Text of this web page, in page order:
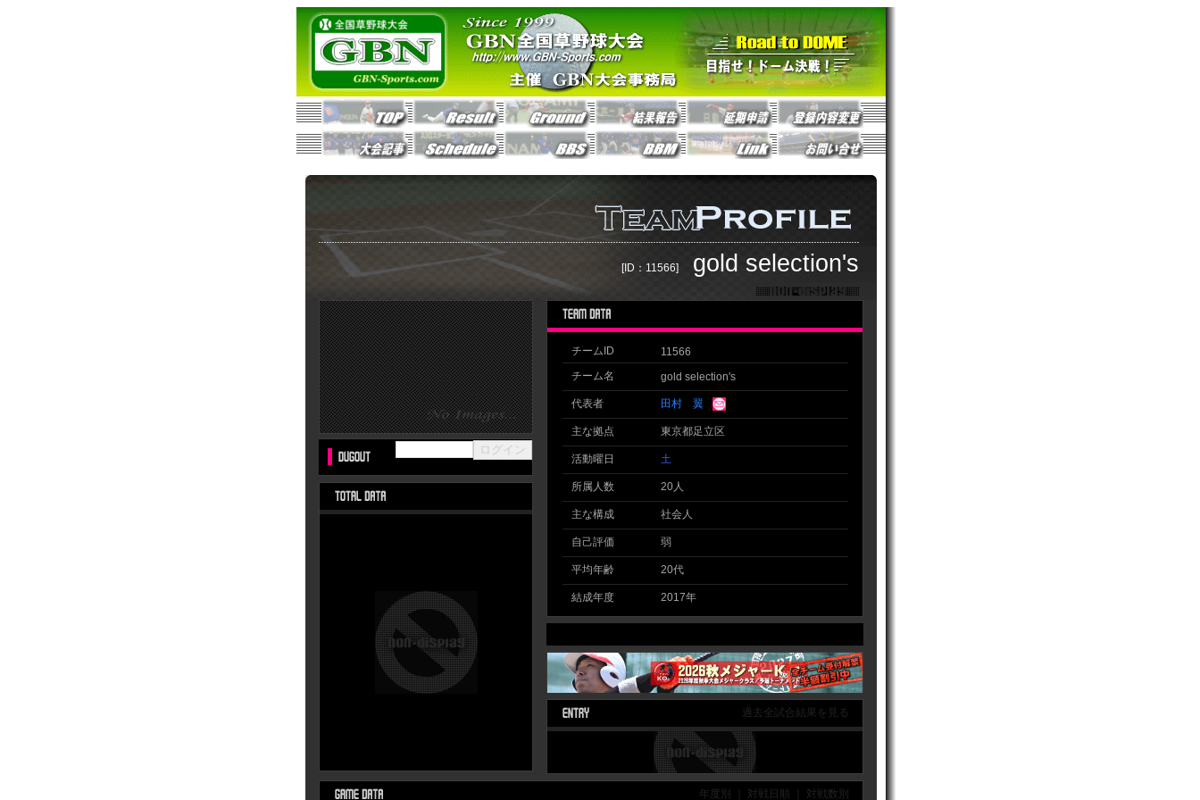
[ID：11566] gold selection's
チームID 11566
チーム名 gold selection's
代表者 田村 翼
主な拠点 東京都足立区
活動曜日 土
所属人数 20人
主な構成 社会人
自己評価 弱
平均年齢 20代
結成年度 2017年
過去全試合結果を見る
年度別 ｜ 対戦日順 ｜ 対戦数別